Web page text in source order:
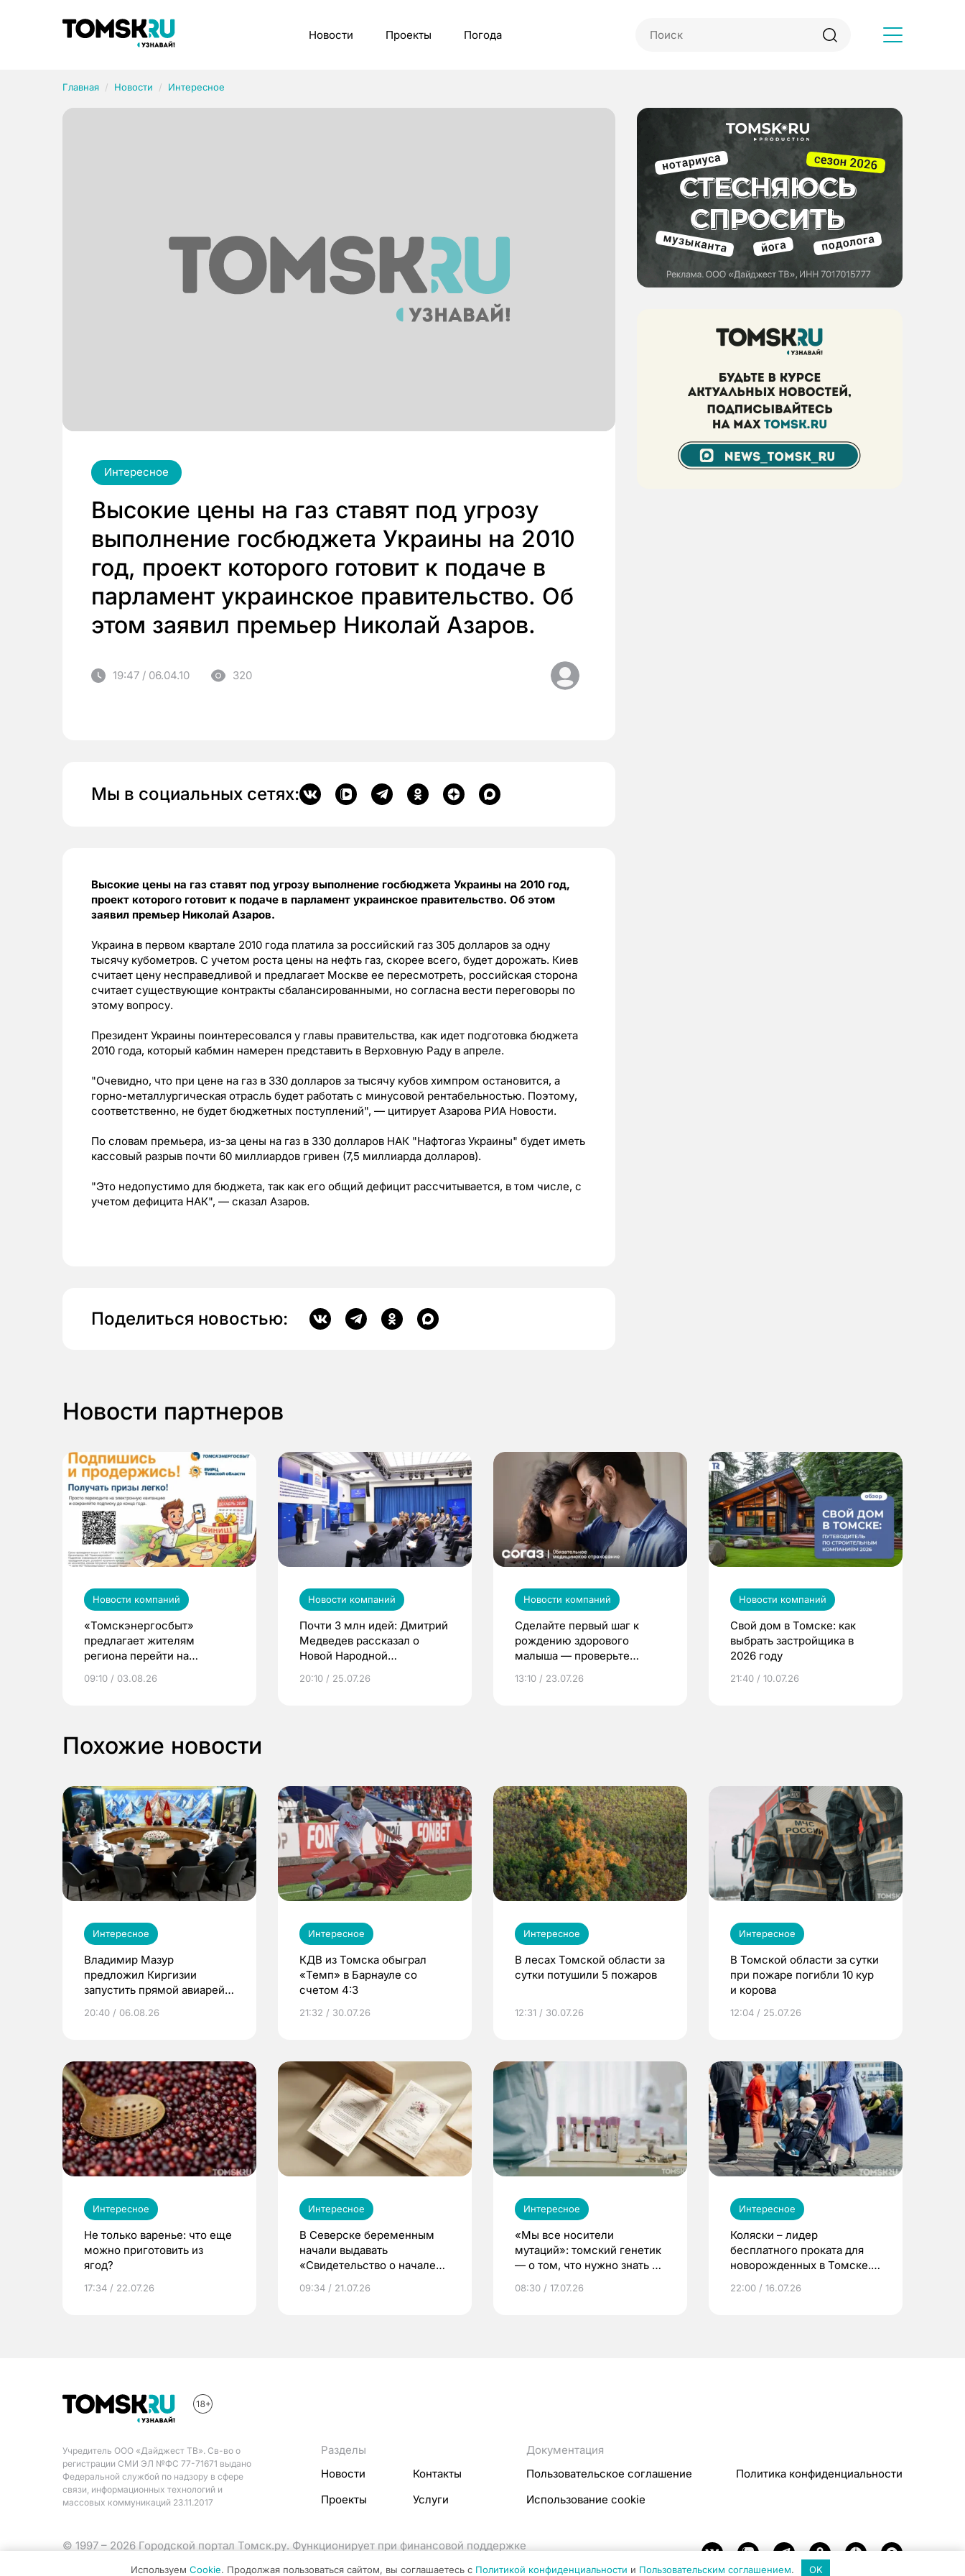
Новости Проекты Погода
Главная Новости Интересное
Интересное
Высокие цены на газ ставят под угрозу
выполнение госбюджета Украины на 2010
год, проект которого готовит к подаче в
парламент украинское правительство. Об
этом заявил премьер Николай Азаров.
19:47 / 06.04.10 320
Мы в социальных сетях:
Высокие цены на газ ставят под угрозу выполнение госбюджета Украины на 2010 год,
проект которого готовит к подаче в парламент украинское правительство. Об этом
заявил премьер Николай Азаров.
Украина в первом квартале 2010 года платила за российский газ 305 долларов за одну
тысячу кубометров. С учетом роста цены на нефть газ, скорее всего, будет дорожать. Киев
считает цену несправедливой и предлагает Москве ее пересмотреть, российская сторона
считает существующие контракты сбалансированными, но согласна вести переговоры по
этому вопросу.
Президент Украины поинтересовался у главы правительства, как идет подготовка бюджета
2010 года, который кабмин намерен представить в Верховную Раду в апреле.
"Очевидно, что при цене на газ в 330 долларов за тысячу кубов химпром остановится, а
горно-металлургическая отрасль будет работать с минусовой рентабельностью. Поэтому,
соответственно, не будет бюджетных поступлений", — цитирует Азарова РИА Новости.
По словам премьера, из-за цены на газ в 330 долларов НАК "Нафтогаз Украины" будет иметь
кассовый разрыв почти 60 миллиардов гривен (7,5 миллиарда долларов).
"Это недопустимо для бюджета, так как его общий дефицит рассчитывается, в том числе, с
учетом дефицита НАК", — сказал Азаров.
Поделиться новостью:
Новости партнеров
Новости компаний
«Томскэнергосбыт»
предлагает жителям
региона перейти на
выиграть призы
09:10 / 03.08.26
Новости компаний
Почти 3 млн идей: Дмитрий
Медведев рассказал о
Новой Народной
20:10 / 25.07.26
Новости компаний
Сделайте первый шаг к
рождению здорового
малыша — проверьте
по ОМС!
13:10 / 23.07.26
Новости компаний
Свой дом в Томске: как
выбрать застройщика в
2026 году
21:40 / 10.07.26
Похожие новости
Интересное
Владимир Мазур
предложил Киргизии
запустить прямой авиарейс
20:40 / 06.08.26
Интересное
КДВ из Томска обыграл
«Темп» в Барнауле со
счетом 4:3
21:32 / 30.07.26
Интересное
В лесах Томской области за
сутки потушили 5 пожаров
12:31 / 30.07.26
Интересное
В Томской области за сутки
при пожаре погибли 10 кур
и корова
12:04 / 25.07.26
Интересное
Не только варенье: что еще
можно приготовить из
ягод?
17:34 / 22.07.26
Интересное
В Северске беременным
начали выдавать
«Свидетельство о начале
09:34 / 21.07.26
Интересное
«Мы все носители
мутаций»: томский генетик
— о том, что нужно знать до
08:30 / 17.07.26
Интересное
Коляски – лидер
бесплатного проката для
новорожденных в Томске.
22:00 / 16.07.26
Учредитель ООО «Дайджест ТВ». Св-во о
регистрации СМИ ЭЛ №ФС 77-71671 выдано
Федеральной службой по надзору в сфере
связи, информационных технологий и
массовых коммуникаций 23.11.2017
Разделы
Новости
Контакты
Проекты
Услуги
Документация
Пользовательское соглашение
Политика конфиденциальности
Использование cookie
© 1997 – 2026 Городской портал Томск.ру. Функционирует при финансовой поддержке
Рубрики
Используем Cookie. Продолжая пользоваться сайтом, вы соглашаетесь с Политикой конфиденциальности и Пользовательским соглашением. OK